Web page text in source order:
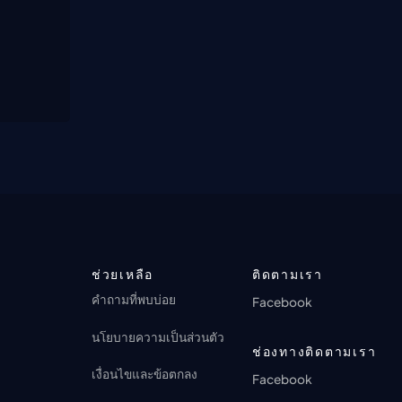
ช่วยเหลือ
คำถามที่พบบ่อย
นโยบายความเป็นส่วนตัว
เงื่อนไขและข้อตกลง
ติดตามเรา
Facebook
ช่องทางติดตามเรา
Facebook